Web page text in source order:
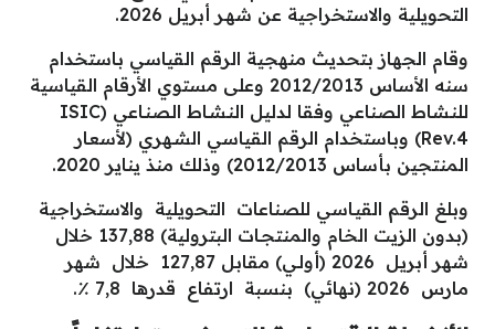
التحويلية والاستخراجية عن شهـر أبريل 2026.
وقام الجهاز بتحديث منهجية الرقم القياسي باستخدام
سنه الأساس 2012/2013 وعلى مستوي الأرقام القياسية
للنـشاط الصناعي وفقا لدليل النـشـاط الـصنـاعي (ISIC
Rev.4) وباستخدام الرقم القياسي الشـهري (لأسعار
المنتجين بأساس 2012/2013) وذلك منذ يناير 2020.
وبلغ الرقم القيـاسي للصناعات التحويلية والاستخراجية
(بدون الزيت الخام والمنتجـات البترولية) 137,88 خلال
شهر أبريل 2026 (أولـي) مقابل 127,87 خلال شهر
مارس 2026 (نهائي) بنسبة ارتفاع قدرها 7,8 ٪.